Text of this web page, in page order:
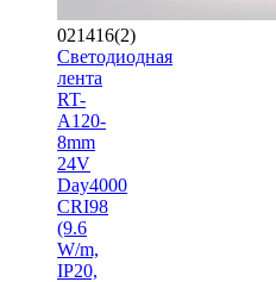
021416(2)
Светодиодная
лента
RT-
A120-
8mm
24V
Day4000
CRI98
(9.6
W/m,
IP20,